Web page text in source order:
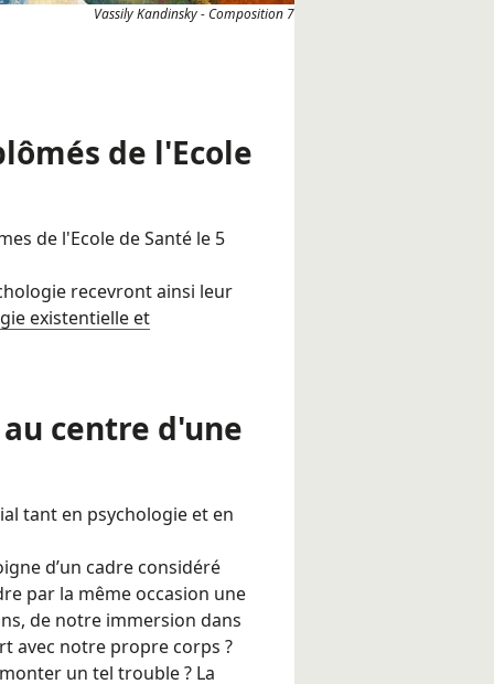
Vassily Kandinsky - Composition 7
de l'Ecole
de l'Ecole de Santé le 5
recevront ainsi leur
existentielle et
centre d'une
tant en psychologie et en
d’un cadre considéré
par la même occasion une
de notre immersion dans
avec notre propre corps ?
un tel trouble ? La